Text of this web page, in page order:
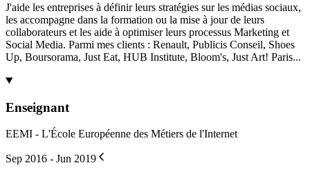
J'aide les entreprises à définir leurs stratégies sur les médias sociaux,
les accompagne dans la formation ou la mise à jour de leurs
collaborateurs et les aide à optimiser leurs processus Marketing et
Social Media. Parmi mes clients : Renault, Publicis Conseil, Shoes
Up, Boursorama, Just Eat, HUB Institute, Bloom's, Just Art! Paris...
Enseignant
EEMI - L'École Européenne des Métiers de l'Internet
Sep 2016 - Jun 2019